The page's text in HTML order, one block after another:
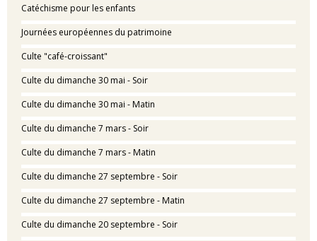
Catéchisme pour les enfants
Journées européennes du patrimoine
Culte "café-croissant"
Culte du dimanche 30 mai - Soir
Culte du dimanche 30 mai - Matin
Culte du dimanche 7 mars - Soir
Culte du dimanche 7 mars - Matin
Culte du dimanche 27 septembre - Soir
Culte du dimanche 27 septembre - Matin
Culte du dimanche 20 septembre - Soir